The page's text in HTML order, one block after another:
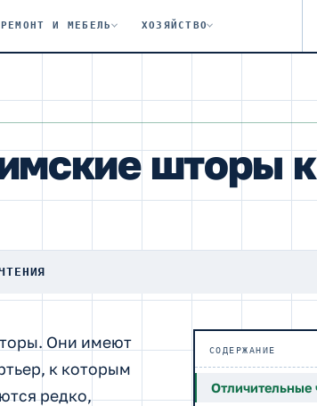
РЕМОНТ И МЕБЕЛЬ ХОЗЯЙСТВО
шторы к
Они имеют
к которым
редко,
СОДЕРЖАНИЕ
Отличительные